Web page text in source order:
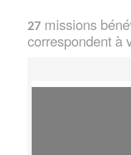
27 missions
correspondent à